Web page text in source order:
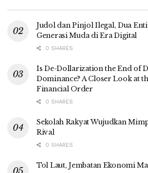
Judol dan Pinjol Ilegal, Dua
Generasi Muda di Era Digital
0 SHARES
Is De-Dollarization the End of
Dominance? A Closer Look at
Financial Order
0 SHARES
Sekolah Rakyat Wujudkan
Rival
0 SHARES
Tol Laut, Jembatan Ekonomi